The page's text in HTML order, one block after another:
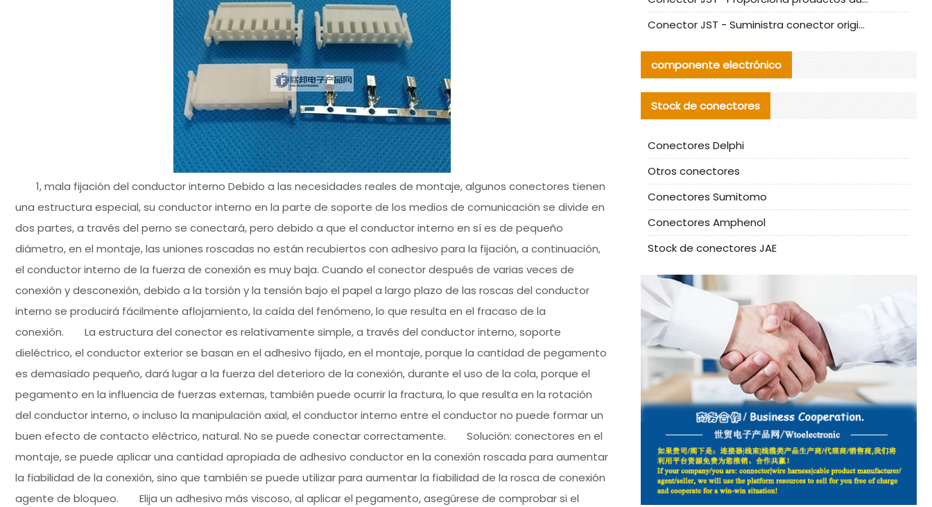
1, mala fijación del conductor interno Debido a las necesidades reales de montaje, algunos conectores tienen
una estructura especial, su conductor interno en la parte de soporte de los medios de comunicación se divide en
dos partes, a través del perno se conectará, pero debido a que el conductor interno en sí es de pequeño
diámetro, en el montaje, las uniones roscadas no están recubiertos con adhesivo para la fijación, a continuación,
el conductor interno de la fuerza de conexión es muy baja. Cuando el conector después de varias veces de
conexión y desconexión, debido a la torsión y la tensión bajo el papel a largo plazo de las roscas del conductor
interno se producirá fácilmente aflojamiento, la caída del fenómeno, lo que resulta en el fracaso de la
conexión. La estructura del conector es relativamente simple, a través del conductor interno, soporte
dieléctrico, el conductor exterior se basan en el adhesivo fijado, en el montaje, porque la cantidad de pegamento
es demasiado pequeño, dará lugar a la fuerza del deterioro de la conexión, durante el uso de la cola, porque el
pegamento en la influencia de fuerzas externas, también puede ocurrir la fractura, lo que resulta en la rotación
del conductor interno, o incluso la manipulación axial, el conductor interno entre el conductor no puede formar un
buen efecto de contacto eléctrico, natural. No se puede conectar correctamente. Solución: conectores en el
montaje, se puede aplicar una cantidad apropiada de adhesivo conductor en la conexión roscada para aumentar
la fiabilidad de la conexión, sino que también se puede utilizar para aumentar la fiabilidad de la rosca de conexión
agente de bloqueo. Elija un adhesivo más viscoso, al aplicar el pegamento, asegúrese de comprobar si el
Conector JST - Suministra conector original JST GHR-09V-S | productos alternativos
componente electrónico
Stock de conectores
Conectores Delphi
Otros conectores
Conectores Sumitomo
Conectores Amphenol
Stock de conectores JAE